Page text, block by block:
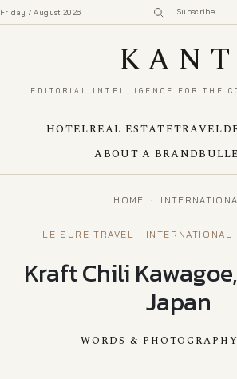
Friday 7 August 2026 Subscribe
KANT
EDITORIAL INTELLIGENCE FOR THE
HOTELREAL ESTATETRAVEL
ABOUT A BRAND
HOME ·
LEISURE TRAVEL · INTERNATIONAL
Kraft Chili
Japan
WORDS & PHOTOGRAPHY